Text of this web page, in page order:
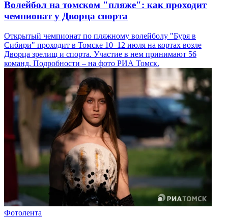
Волейбол на томском "пляже": как проходит
чемпионат у Дворца спорта
Открытый чемпионат по пляжному волейболу "Буря в
Сибири" проходит в Томске 10–12 июля на кортах возле
Дворца зрелищ и спорта. Участие в нем принимают 56
команд. Подробности – на фото РИА Томск.
Фотолента